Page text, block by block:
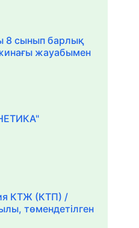
8 сынып барлық
жауабымен
КТЖ (КТП) /
төмендетілген